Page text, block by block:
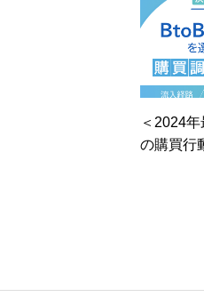
＜2024
の購買行